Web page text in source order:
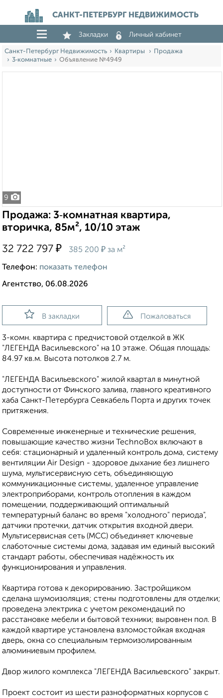
САНКТ-ПЕТЕРБУРГ НЕДВИЖИМОСТЬ
Закладки Личный кабинет
Санкт-Петербург Недвижимость Квартиры
Продажа
3‑комнатные
Объявление №4949
9
Продажа: 3‑комнатная квартира,
вторичка, 85м², 10/10 этаж
32 722 797 ₽ 385 200 ₽ за м²
Телефон: показать телефон
Агентство, 06.08.2026
В закладки Пожаловаться
3-комн. квартира с предчистовой отделкой в ЖК
"ЛЕГЕНДА Васильевского" на 10 этаже. Общая площадь:
84.97 кв.м. Высота потолков 2.7 м.
"ЛЕГЕНДА Васильевского" жилой квартал в минутной
доступности от Финского залива, главного креативного
хаба Санкт-Петербурга Севкабель Порта и других точек
притяжения.
Современные инженерные и технические решения,
повышающие качество жизни TechnoBox включают в
себя: стационарный и удаленный контроль дома, систему
вентиляции Air Design - здоровое дыхание без лишнего
шума, мультисервисную сеть, объединяющую
коммуникационные системы, удаленное управление
электроприборами, контроль отопления в каждом
помещении, поддерживающий оптимальный
температурный баланс во время "холодного" периода",
датчики протечки, датчик открытия входной двери.
Мультисервисная сеть (МСС) объединяет ключевые
слаботочные системы дома, задавая им единый высокий
стандарт работы, обеспечивая надёжность их
функционирования и управления.
Квартира готова к декорированию. Застройщиком
сделана шумоизоляция; стены подготовлены для отделки;
проведена электрика с учетом рекомендаций по
расстановке мебели и бытовой техники; выровнен пол. В
каждой квартире установлена взломостойкая входная
дверь, окна со специальным термоизолированным
алюминиевым профилем.
Двор жилого комплекса "ЛЕГЕНДА Васильевского" закрыт.
Проект состоит из шести разноформатных корпусов с